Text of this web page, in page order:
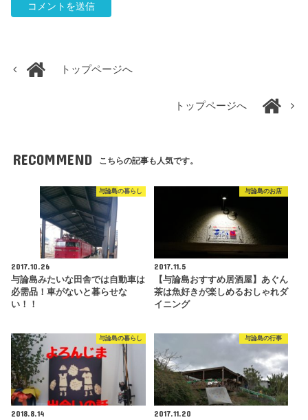
トップページへ
トップページへ
RECOMMEND こちらの記事も人気です。
与論島の暮らし
2017.10.26
与論島みたいな田舎では自動車は
必需品！車がないと暮らせな
い！！
与論島のお店
2017.11.5
【与論島おすすめ居酒屋】あぐん
茶は魚好きが楽しめるおしゃれダ
イニング
与論島の暮らし
2018.8.14
与論島の行事
2017.11.20